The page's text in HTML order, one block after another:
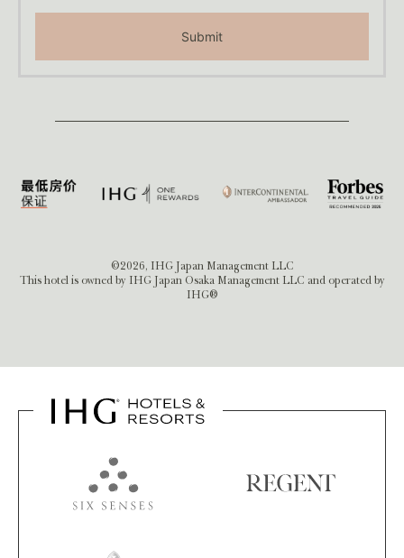
Submit
©2026, IHG Japan Management LLC
This hotel is owned by IHG Japan Osaka Management LLC and operated by
IHG®